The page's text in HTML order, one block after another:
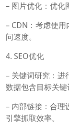
– 图片优化：优化
– CDN：考虑使
问速度。
4. SEO优化
– 关键词研究：进
数据包含目标关键
– 内部链接：合理
引擎抓取效率。